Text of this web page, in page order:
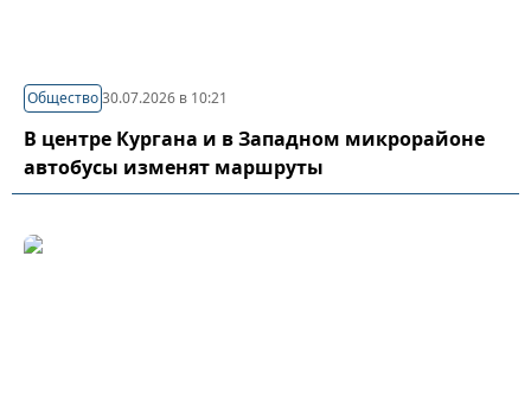
Общество30.07.2026 в 10:21
В центре Кургана и в Западном микрорайоне
автобусы изменят маршруты